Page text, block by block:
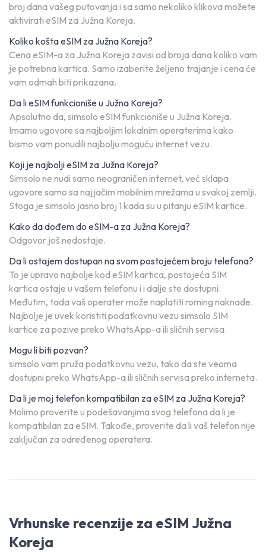
broj dana vašeg putovanja i sa samo nekoliko klikova možete
aktivirati eSIM za Južna Koreja.
Koliko košta eSIM za Južna Koreja?
Cena eSIM-a za Južna Koreja zavisi od broja dana koliko vam
je potrebna kartica. Samo izaberite željeno trajanje i cena će
vam odmah biti prikazana.
Da li eSIM funkcioniše u Južna Koreja?
Apsolutno da, simsolo eSIM funkcioniše u Južna Koreja.
Imamo ugovore sa najboljim lokalnim operaterima kako
bismo vam ponudili najbolju moguću internet vezu.
Koji je najbolji eSIM za Južna Koreja?
Simsolo ne nudi samo neograničen internet, već sklapa
ugovore samo sa najjačim mobilnim mrežama u svakoj zemlji.
Stoga je simsolo jasno broj 1 kada su u pitanju eSIM kartice.
Kako da dođem do eSIM-a za Južna Koreja?
Odgovor još nedostaje.
Da li ostajem dostupan na svom postojećem broju telefona?
To je upravo najbolje kod eSIM kartica, postojeća SIM
kartica ostaje u vašem telefonu i i dalje ste dostupni.
Međutim, tada vaš operater može naplatiti roming naknade.
Najbolje je uvek koristiti podatkovnu vezu simsolo SIM
kartice za pozive preko WhatsApp-a ili sličnih servisa.
Mogu li biti pozvan?
simsolo vam pruža podatkovnu vezu, tako da ste veoma
dostupni preko WhatsApp-a ili sličnih servisa preko interneta.
Da li je moj telefon kompatibilan za eSIM za Južna Koreja?
Molimo proverite u podešavanjima svog telefona da li je
kompatibilan za eSIM. Takođe, proverite da li vaš telefon nije
zaključan za određenog operatera.
Vrhunske recenzije za eSIM Južna
Koreja